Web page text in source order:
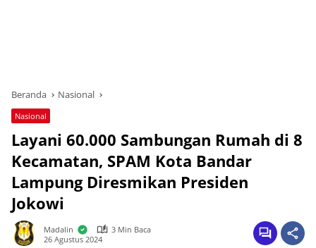
Beranda Nasional
Nasional
Layani 60.000 Sambungan Rumah di 8
Kecamatan, SPAM Kota Bandar
Lampung Diresmikan Presiden
Jokowi
Madalin
3 Min Baca
26 Agustus 2024